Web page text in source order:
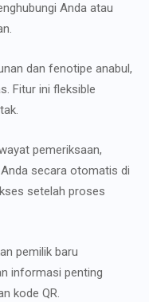
Anda atau
dan fenotipe anabul,
Fitur ini fleksible
pemeriksaan,
secara otomatis di
setelah proses
pemilik baru
informasi penting
kode QR.